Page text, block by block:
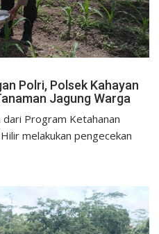
Polri, Polsek Kahayan
Jagung Warga
dari Program Ketahanan
melakukan pengecekan